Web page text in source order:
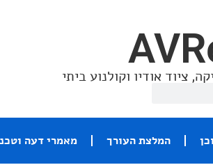
ציוד אודיו וקולנוע ביתי
המלצת העורך מאמרי דעה